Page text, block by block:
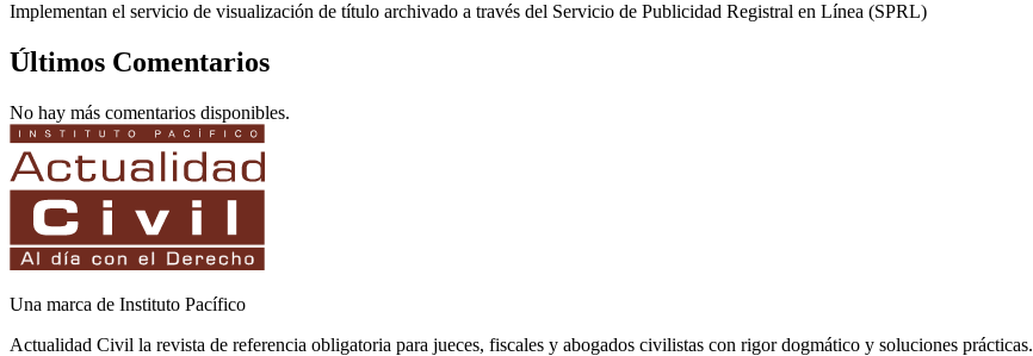
Implementan el servicio de visualización de título archivado a través del Servicio de Publicidad Registral en Línea (SPRL)
Últimos Comentarios
No hay más comentarios disponibles.
Una marca de Instituto Pacífico
Actualidad Civil la revista de referencia obligatoria para jueces, fiscales y abogados civilistas con rigor dogmático y soluciones prácticas.